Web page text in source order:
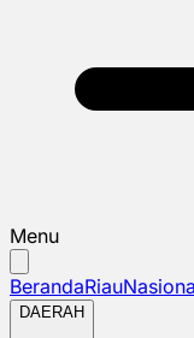
Menu
BerandaRiau
DAERAH